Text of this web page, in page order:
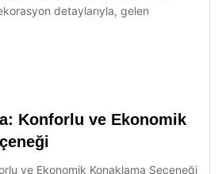
detaylarıyla, gelen
Konforlu ve Ekonomik
ve Ekonomik Konaklama Seçeneği